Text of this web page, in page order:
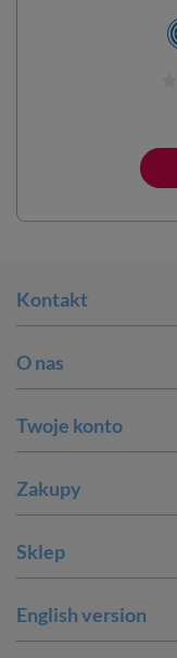
Kontakt
O nas
Twoje konto
Zakupy
Sklep
English version